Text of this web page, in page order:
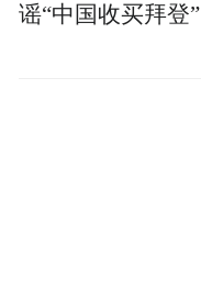
谣“中国收买拜登”